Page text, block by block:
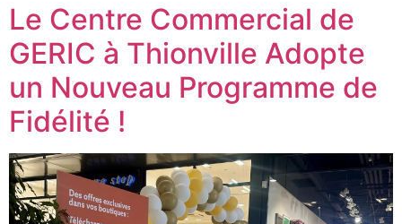
Le Centre Commercial de
GERIC à Thionville Adopte
un Nouveau Programme de
Fidélité !